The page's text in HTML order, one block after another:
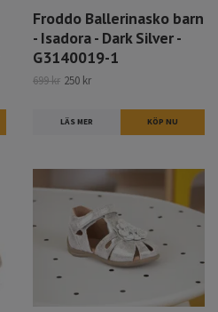
Froddo Ballerinasko barn
- Isadora - Dark Silver -
G3140019-1
699 kr 250 kr
LÄS MER